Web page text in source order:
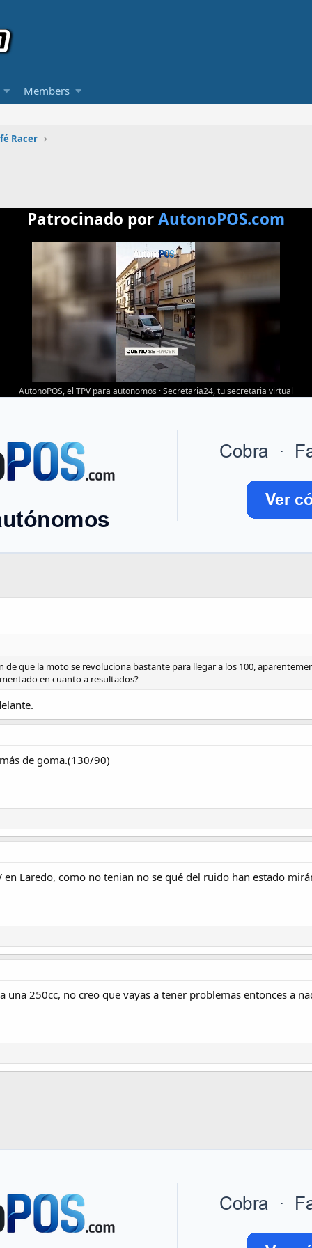
Members
Racer
Patrocinado porAutonoPOS.com
AutonoPOS, el TPV para autonomos ·Secretaria24, tu secretaria virtual
de que la moto se revoluciona bastante para llegar a los 100,
en cuanto a resultados?
de goma.(130/90)
en Laredo, como no tenian no se qué del ruido han estado
una 250cc, no creo que vayas a tener problemas entonces a